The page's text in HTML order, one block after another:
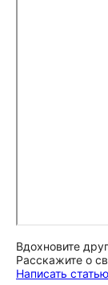
Вдохновите
Расскажите о
Написать статью